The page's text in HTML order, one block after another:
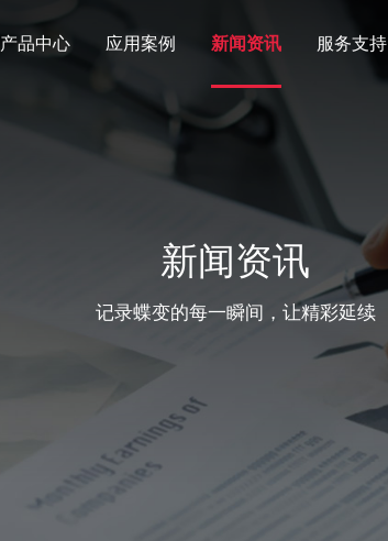
产品中心 应用案例 新闻资讯 服务支持
新闻资讯
记录蝶变的每一瞬间，让精彩延续